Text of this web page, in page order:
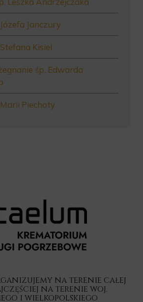
Janczury
Kisiel
śp. Edwarda
Piechoty
na terenie całej
na terenie woj.
i wielkopolskiego